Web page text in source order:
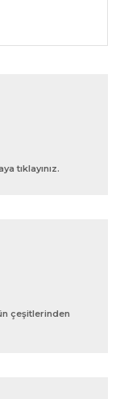
ve
tıklayınız.
çeşitlerinden